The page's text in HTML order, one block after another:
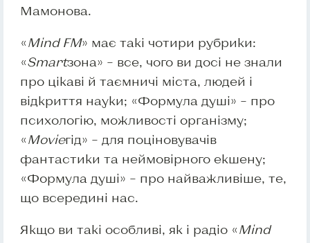
Мамонова.
«Mind FM» має такі чотири рубрики:
«Smartзона» – все, чого ви досі не знали
про цікаві й таємничі міста, людей і
відкриття науки; «Формула душі» – про
психологію, можливості організму;
«Movieгід» – для поціновувачів
фантастики та неймовірного екшену;
«Формула душі» – про найважливіше, те,
що всередині нас.
Якщо ви такі особливі, як і радіо «Mind